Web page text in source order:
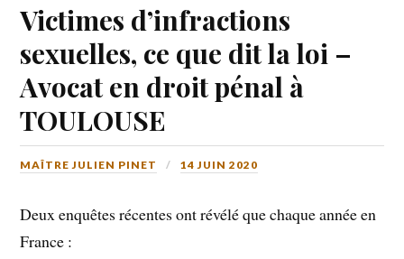
Victimes d’infractions
sexuelles, ce que dit la loi –
Avocat en droit pénal à
TOULOUSE
MAÎTRE JULIEN PINET 14 JUIN 2020
Deux enquêtes récentes ont révélé que chaque année en
France :